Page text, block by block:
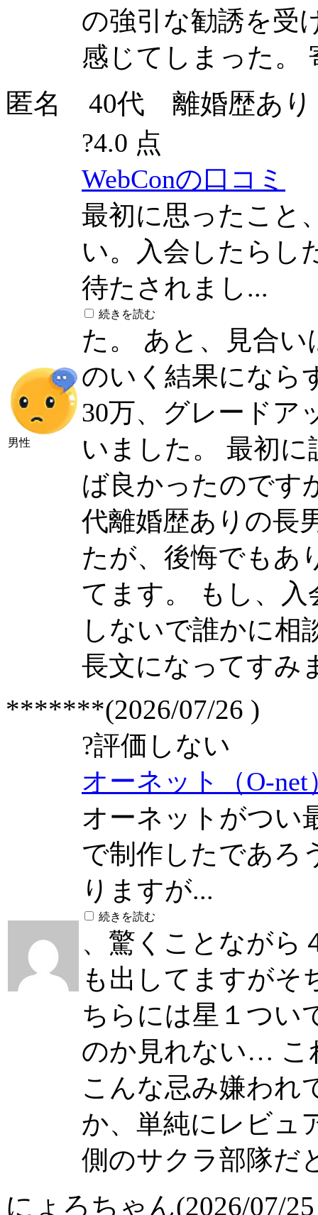
の強引な勧誘を受
感じてしまった。
匿名 40代 離婚歴あり
男性
?4.0 点
WebConの口コミ
最初に思ったこと
い。入会したらし
待たされまし...
続きを読む
た。 あと、見合
のいく結果になら
30万、グレードア
いました。 最初
ば良かったのです
代離婚歴ありの長
たが、後悔でもあ
てます。 もし、
しないで誰かに相
長文になってすみ
*******(2026/07/26 )
?評価しない
オーネット（O-
オーネットがつい
で制作したであろ
りますが...
続きを読む
、驚くことながら
も出してますが
ちらには星１つい
のか見れない… こ
こんな忌み嫌われ
か、単純にレビュ
側のサクラ部隊だ
にょろちゃん(2026/07/